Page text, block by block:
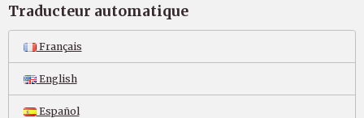
Traducteur automatique
Français
English
Español